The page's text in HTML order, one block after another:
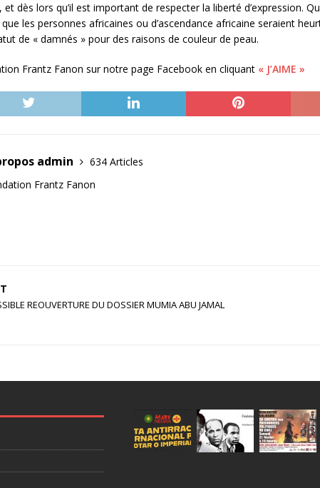
dès lors qu’il est important de respecter la liberté d’expression.
les personnes africaines ou d’ascendance africaine seraient
de « damnés » pour des raisons de couleur de peau.
Frantz Fanon sur notre page Facebook en cliquant « J’AIME »
admin
634 Articles
Frantz Fanon
REOUVERTURE DU DOSSIER MUMIA ABU JAMAL